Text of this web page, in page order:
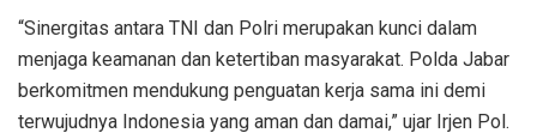
“Sinergitas antara TNI dan Polri merupakan kunci dalam
menjaga keamanan dan ketertiban masyarakat. Polda Jabar
berkomitmen mendukung penguatan kerja sama ini demi
terwujudnya Indonesia yang aman dan damai,” ujar Irjen Pol.